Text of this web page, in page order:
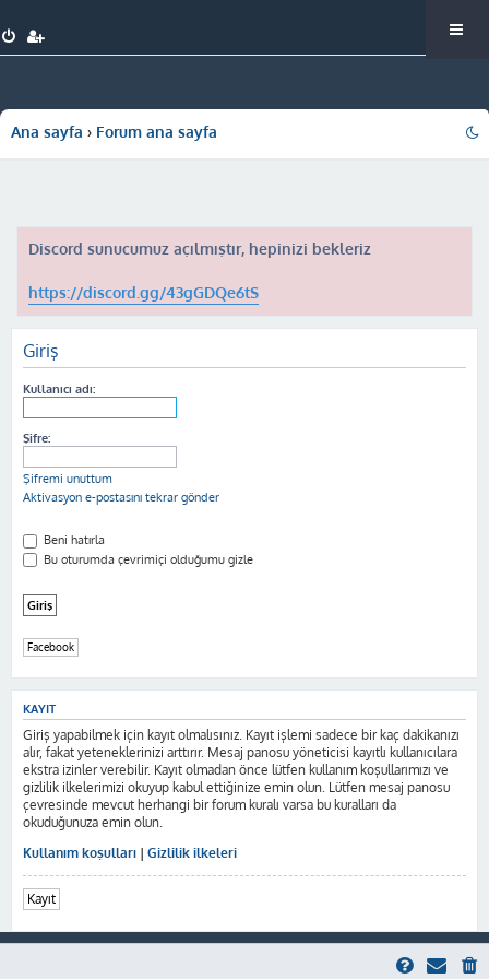
Ana sayfa Forum ana sayfa
Discord sunucumuz açılmıştır, hepinizi bekleriz
https://discord.gg/43gGDQe6tS
Giriş
Kullanıcı adı:
Şifre:
Şifremi unuttum
Aktivasyon e-postasını tekrar gönder
Beni hatırla
Bu oturumda çevrimiçi olduğumu gizle
Facebook
KAYIT
Giriş yapabilmek için kayıt olmalısınız. Kayıt işlemi sadece bir kaç dakikanızı
alır, fakat yeteneklerinizi arttırır. Mesaj panosu yöneticisi kayıtlı kullanıcılara
ekstra izinler verebilir. Kayıt olmadan önce lütfen kullanım koşullarımızı ve
gizlilik ilkelerimizi okuyup kabul ettiğinize emin olun. Lütfen mesaj panosu
çevresinde mevcut herhangi bir forum kuralı varsa bu kuralları da
okuduğunuza emin olun.
Kullanım koşulları | Gizlilik ilkeleri
Kayıt